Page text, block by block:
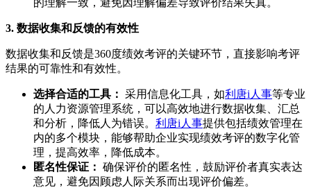
3. 数据收集和反馈的有效性
数据收集和反馈是360度绩效考评的关键环节，直接影响考评
结果的可靠性和有效性。
选择合适的工具： 采用信息化工具，如利唐i人事等专业
的人力资源管理系统，可以高效地进行数据收集、汇总
和分析，降低人为错误。 利唐i人事提供包括绩效管理在
内的多个模块，能够帮助企业实现绩效考评的数字化管
理，提高效率，降低成本。
匿名性保证： 确保评价的匿名性，鼓励评价者真实表达
意见，避免因顾虑人际关系而出现评价偏差。